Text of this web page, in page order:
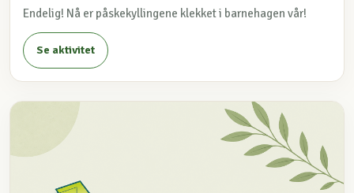
Endelig! Nå er påskekyllingene klekket i barnehagen vår!
Se aktivitet